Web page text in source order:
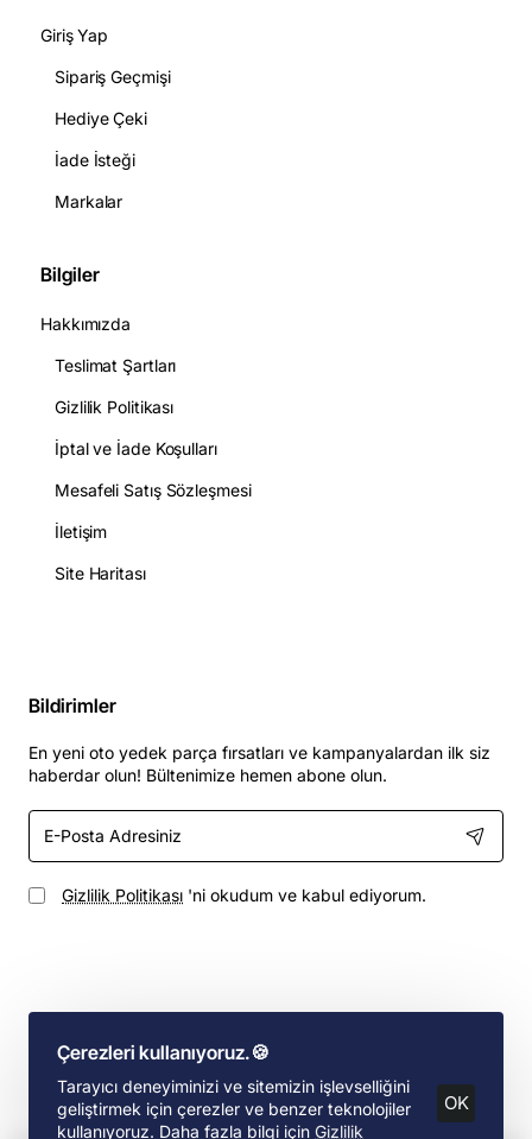
Çerezleri kullanıyoruz.🍪
Tarayıcı deneyiminizi ve sitemizin işlevselliğini
geliştirmek için çerezler ve benzer teknolojiler
kullanıyoruz. Daha fazla bilgi için Gizlilik
OK
Giriş Yap
Sipariş Geçmişi
Hediye Çeki
İade İsteği
Markalar
Bilgiler
Hakkımızda
Teslimat Şartları
Gizlilik Politikası
İptal ve İade Koşulları
Mesafeli Satış Sözleşmesi
İletişim
Site Haritası
Bildirimler
En yeni oto yedek parça fırsatları ve kampanyalardan ilk siz
haberdar olun! Bültenimize hemen abone olun.
E-
Posta
Adresiniz
Gizlilik Politikası 'ni okudum ve kabul ediyorum.
Designed By S.D
Yedek Parça Süzgeçi